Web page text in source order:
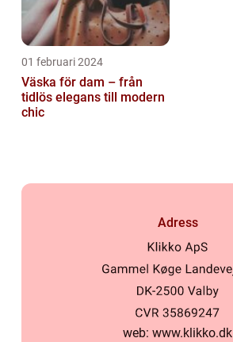
01 februari 2024
Väska för dam – från
tidlös elegans till modern
chic
Adress
web: www.klikko.dk